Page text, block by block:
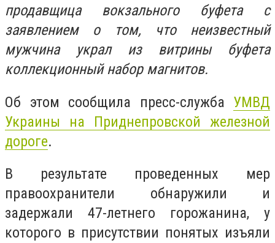
продавщица вокзального буфета с
заявлением о том, что неизвестный
мужчина украл из витрины буфета
коллекционный набор магнитов.
Об этом сообщила пресс-служба УМВД
Украины на Приднепровской железной
дороге.
В результате проведенных мер
правоохранители обнаружили и
задержали 47-летнего горожанина, у
которого в присутствии понятых изъяли